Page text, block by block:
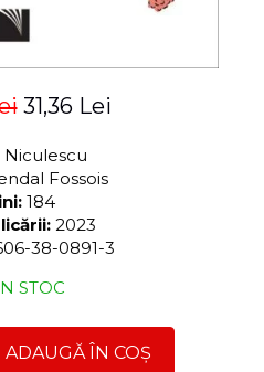
31,36 Lei
Niculescu
Fossois
184
2023
38-0891-3
STOC
ADAUGĂ ÎN COȘ